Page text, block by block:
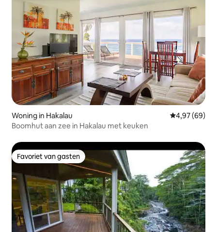
Woning in Hakalau Gemiddelde
4,97 (69)
Boomhut aan zee in Hakalau met keuken
Favoriet van gasten
Favoriet van gasten